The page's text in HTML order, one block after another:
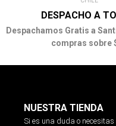
DESPACHO A
Despachamos Gratis a
compras sobre
NUESTRA TIENDA
Si es una duda o